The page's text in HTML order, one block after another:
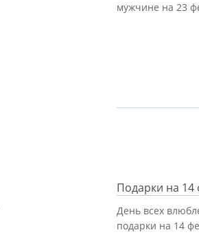
мужчине на 23
Подарки на 14
День всех
подарки на 14